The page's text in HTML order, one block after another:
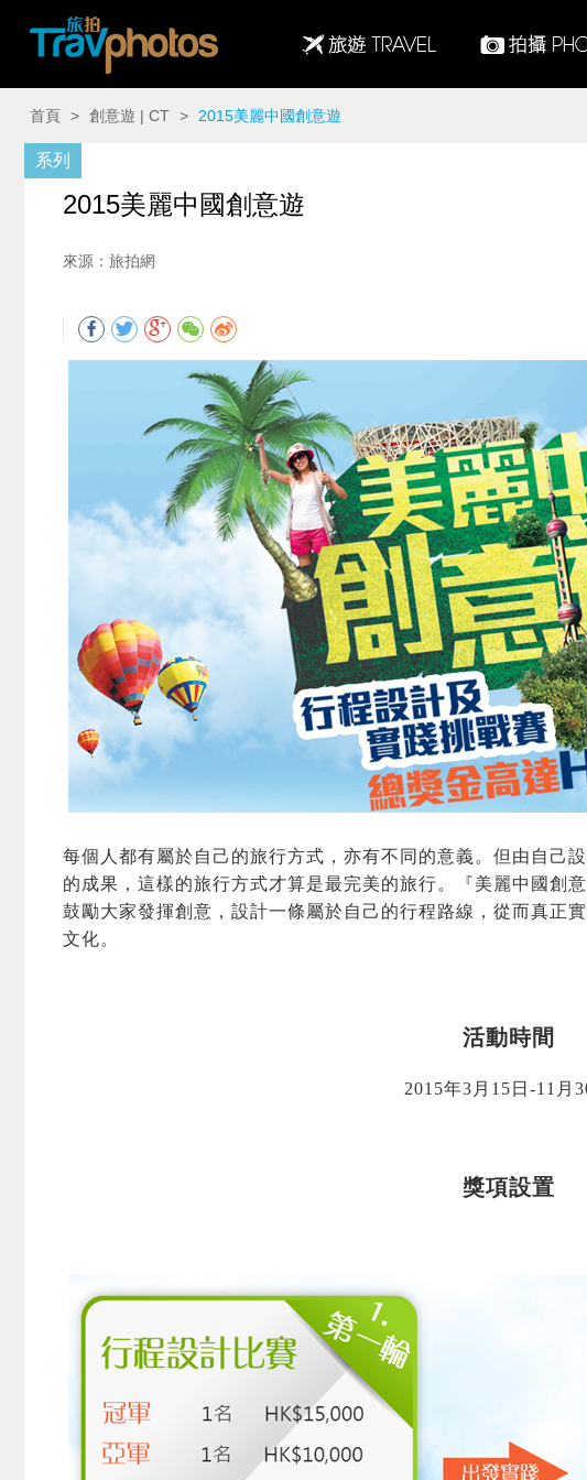
首頁 > 創意遊 | CT > 2015美麗中國創意遊
系列
2015美麗中國創意遊
來源：旅拍網
每個人都有屬於自己的旅行方式，亦有不同的意義。但由自己
的成果，這樣的旅行方式才算是最完美的旅行。『美麗中國創
鼓勵大家發揮創意，設計一條屬於自己的行程路線，從而真正
文化。
活動時間
2015年3月15日-11月
獎項設置